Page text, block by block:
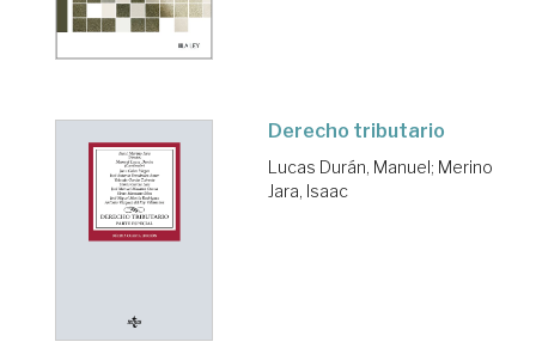
Derecho tributario
Lucas Durán, Manuel; Merino
Jara, Isaac